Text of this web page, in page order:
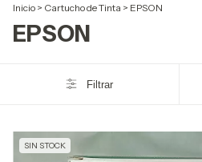
Inicio > Cartucho de Tinta > EPSON
EPSON
Filtrar
SIN STOCK